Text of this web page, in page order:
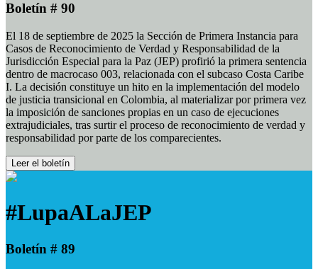
Boletín # 90
El 18 de septiembre de 2025 la Sección de Primera Instancia para
Casos de Reconocimiento de Verdad y Responsabilidad de la
Jurisdicción Especial para la Paz (JEP) profirió la primera sentencia
dentro de macrocaso 003, relacionada con el subcaso Costa Caribe
I. La decisión constituye un hito en la implementación del modelo
de justicia transicional en Colombia, al materializar por primera vez
la imposición de sanciones propias en un caso de ejecuciones
extrajudiciales, tras surtir el proceso de reconocimiento de verdad y
responsabilidad por parte de los comparecientes.
Leer el boletín
#LupaALaJEP
Boletín # 89